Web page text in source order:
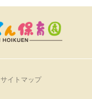
サイトマップ